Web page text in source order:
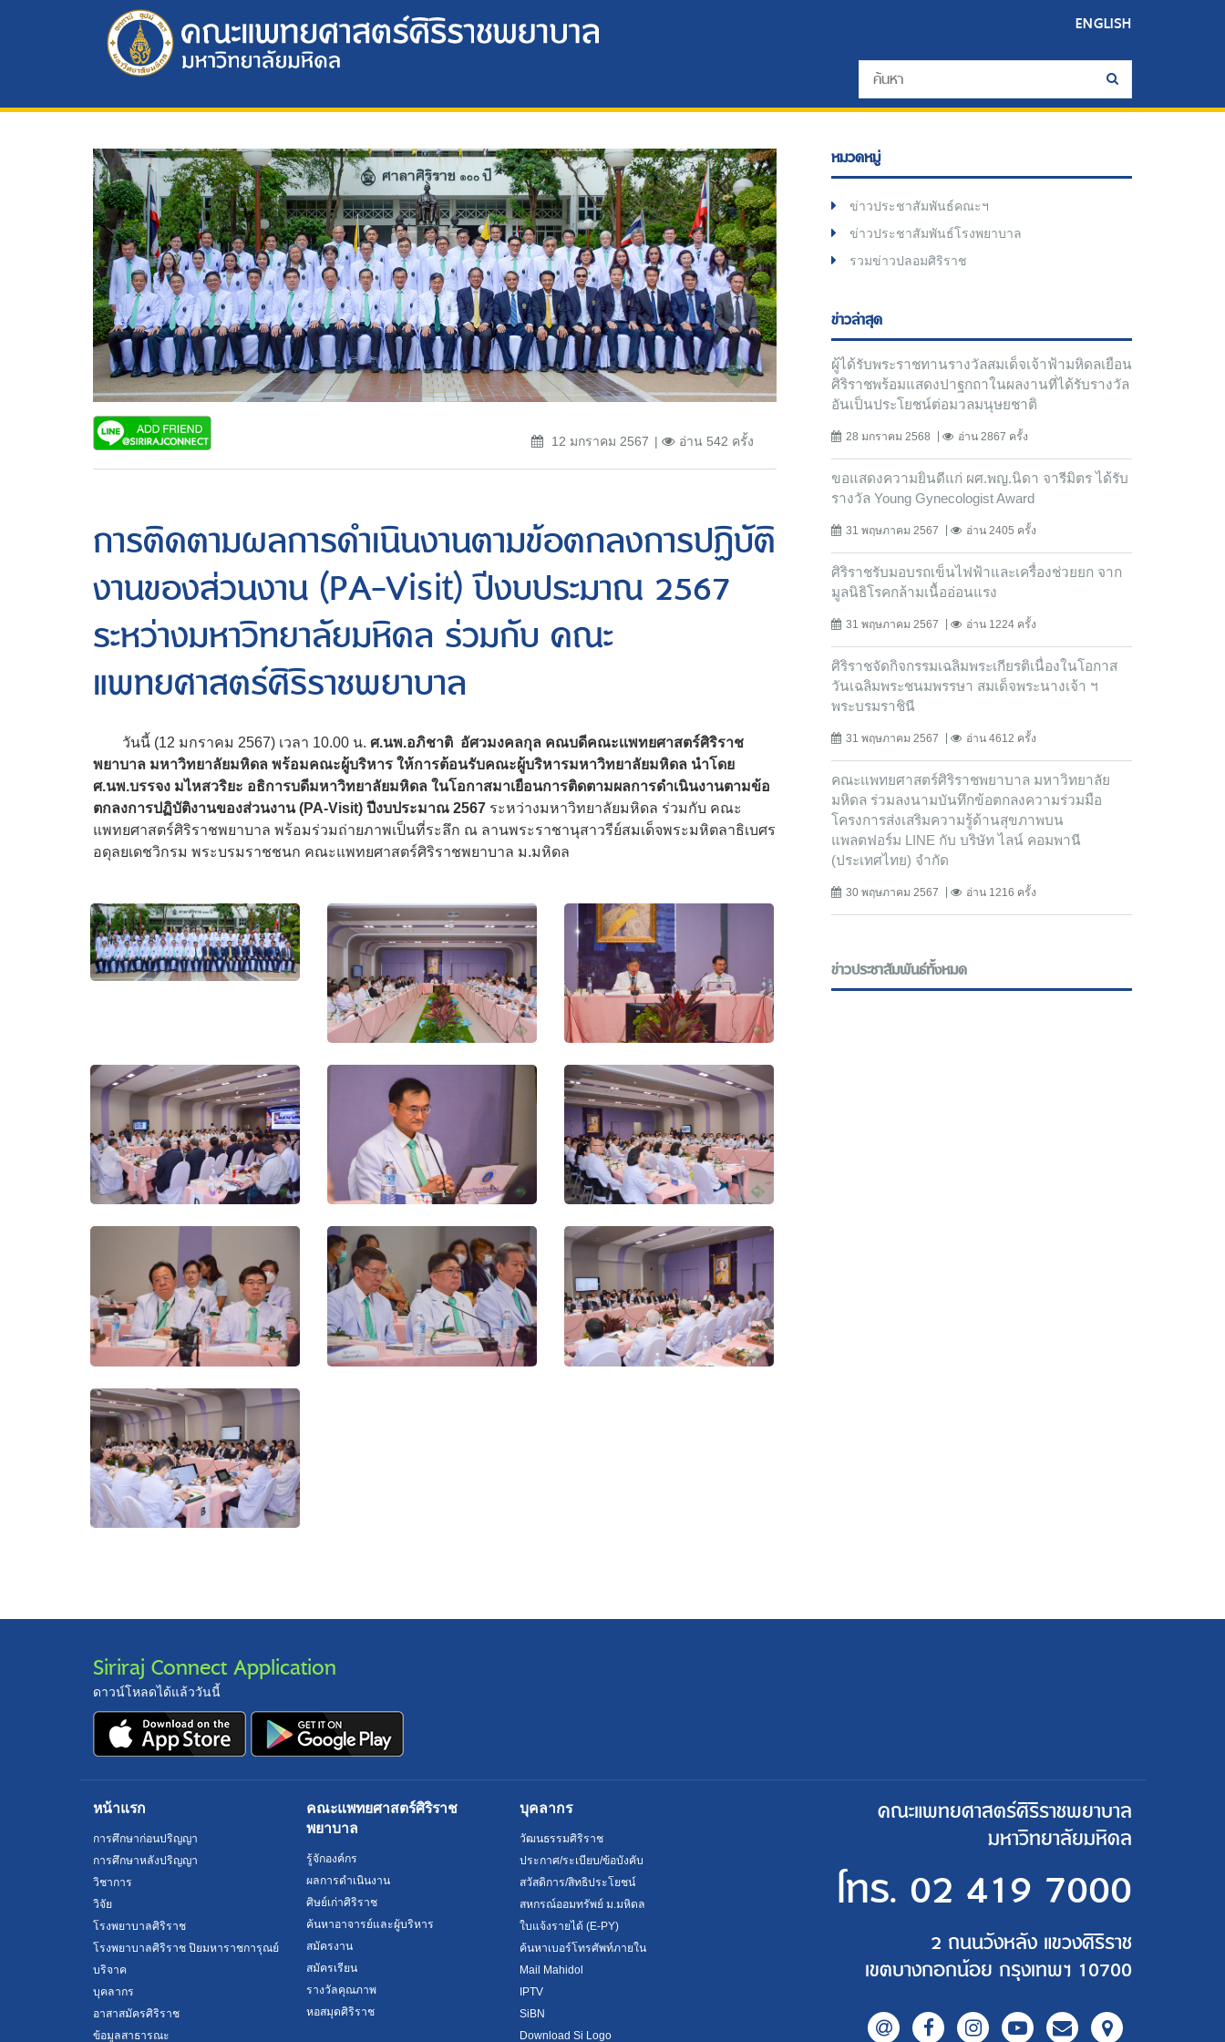
ENGLISH
12 มกราคม 2567 อ่าน 542 ครั้ง
การติดตามผลการดำเนินงานตามข้อตกลงการปฏิบัติ
งานของส่วนงาน (PA-Visit) ปีงบประมาณ 2567
ระหว่างมหาวิทยาลัยมหิดล ร่วมกับ คณะ
แพทยศาสตร์ศิริราชพยาบาล
วันนี้ (12 มกราคม 2567) เวลา 10.00 น. ศ.นพ.อภิชาติ อัศวมงคลกุล คณบดีคณะเเพทยศาสตร์ศิริราช
พยาบาล มหาวิทยาลัยมหิดล พร้อมคณะผู้บริหาร ให้การต้อนรับคณะผู้บริหารมหาวิทยาลัยมหิดล นำโดย
ศ.นพ.บรรจง มไหสวริยะ อธิการบดีมหาวิทยาลัยมหิดล ในโอกาสมาเยือนการติดตามผลการดำเนินงานตามข้อ
ตกลงการปฏิบัติงานของส่วนงาน (PA-Visit) ปีงบประมาณ 2567 ระหว่างมหาวิทยาลัยมหิดล ร่วมกับ คณะ
แพทยศาสตร์ศิริราชพยาบาล พร้อมร่วมถ่ายภาพเป็นที่ระลึก ณ ลานพระราชานุสาวรีย์สมเด็จพระมหิตลาธิเบศร
อดุลยเดชวิกรม พระบรมราชชนก คณะแพทยศาสตร์ศิริราชพยาบาล ม.มหิดล
หมวดหมู่
ข่าวประชาสัมพันธ์คณะฯ
ข่าวประชาสัมพันธ์โรงพยาบาล
รวมข่าวปลอมศิริราช
ข่าวล่าสุด
ผู้ได้รับพระราชทานรางวัลสมเด็จเจ้าฟ้ามหิดลเยือน
ศิริราชพร้อมแสดงปาฐกถาในผลงานที่ได้รับรางวัล
อันเป็นประโยชน์ต่อมวลมนุษยชาติ
28 มกราคม 2568 อ่าน 2867 ครั้ง
ขอแสดงความยินดีแก่ ผศ.พญ.นิดา จารีมิตร ได้รับ
รางวัล Young Gynecologist Award
31 พฤษภาคม 2567 อ่าน 2405 ครั้ง
ศิริราชรับมอบรถเข็นไฟฟ้าและเครื่องช่วยยก จาก
มูลนิธิโรคกล้ามเนื้ออ่อนแรง
31 พฤษภาคม 2567 อ่าน 1224 ครั้ง
ศิริราชจัดกิจกรรมเฉลิมพระเกียรติเนื่องในโอกาส
วันเฉลิมพระชนมพรรษา สมเด็จพระนางเจ้า ฯ
พระบรมราชินี
31 พฤษภาคม 2567 อ่าน 4612 ครั้ง
คณะแพทยศาสตร์ศิริราชพยาบาล มหาวิทยาลัย
มหิดล ร่วมลงนามบันทึกข้อตกลงความร่วมมือ
โครงการส่งเสริมความรู้ด้านสุขภาพบน
แพลตฟอร์ม LINE กับ บริษัท ไลน์ คอมพานี
(ประเทศไทย) จํากัด
30 พฤษภาคม 2567 อ่าน 1216 ครั้ง
ข่าวประชาสัมพันธ์ทั้งหมด
Siriraj Connect Application
ดาวน์โหลดได้แล้ววันนี้
หน้าแรก
การศึกษาก่อนปริญญา
การศึกษาหลังปริญญา
วิชาการ
วิจัย
โรงพยาบาลศิริราช
โรงพยาบาลศิริราช ปิยมหาราชการุณย์
บริจาค
บุคลากร
อาสาสมัครศิริราช
ข้อมูลสาธารณะ
คณะแพทยศาสตร์ศิริราช
พยาบาล
รู้จักองค์กร
ผลการดำเนินงาน
ศิษย์เก่าศิริราช
ค้นหาอาจารย์และผู้บริหาร
สมัครงาน
สมัครเรียน
รางวัลคุณภาพ
หอสมุดศิริราช
บุคลากร
วัฒนธรรมศิริราช
ประกาศ/ระเบียบ/ข้อบังคับ
สวัสดิการ/สิทธิประโยชน์
สหกรณ์ออมทรัพย์ ม.มหิดล
ใบแจ้งรายได้ (E-PY)
ค้นหาเบอร์โทรศัพท์ภายใน
Mail Mahidol
IPTV
SiBN
Download Si Logo
คณะแพทยศาสตร์ศิริราชพยาบาล
มหาวิทยาลัยมหิดล
โทร. 02 419 7000
2 ถนนวังหลัง แขวงศิริราช
เขตบางกอกน้อย กรุงเทพฯ 10700